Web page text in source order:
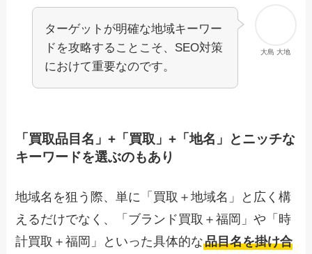
大島 大地
ターゲットが明確な地域キーワー
ドを攻略することこそ、SEO対策
におけて重要なのです。
「買取品目名」+「買取」+「地名」とニッチな
キーワードを選ぶのもあり
地域名を狙う際、単に「買取＋地域名」と広く構
えるだけでなく、「ブランド買取＋福岡」や「時
計買取＋福岡」といった具体的な品目名を掛け合